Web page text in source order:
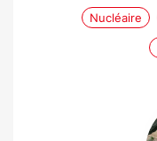
Nucléaire